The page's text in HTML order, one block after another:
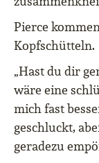
Pierce
Kopfschütteln.
„Hast du dir
wäre eine
mich fast
geschluckt,
geradezu